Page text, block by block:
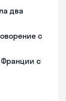
два
с
с